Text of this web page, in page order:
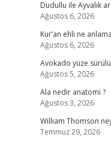
Dudullu ile Ayvalık
Ağustos 6, 2026
Kur’an ehli ne
Ağustos 6, 2026
Avokado yüze
Ağustos 5, 2026
Ala nedir anatomi ?
Ağustos 3, 2026
William Thomson
Temmuz 29, 2026